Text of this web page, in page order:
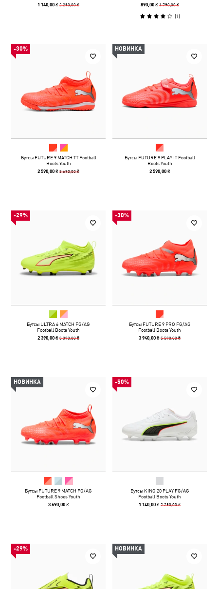
1 140,00 ₴2 290,00 ₴ 890,00 ₴ 1 790,00 ₴
(1)
-30%
Бутсы FUTURE 9 MATCH TT Football
Boots Youth
2 590,00 ₴3 690,00 ₴
НОВИНКА
Бутсы FUTURE 9 PLAY IT Football
Boots Youth
2 590,00 ₴
-29%
Бутсы ULTRA 6 MATCH FG/AG
Football Boots Youth
2 390,00 ₴3 390,00 ₴
-30%
Бутсы FUTURE 9 PRO FG/AG
Football Boots Youth
3 940,00 ₴5 590,00 ₴
НОВИНКА
Бутсы FUTURE 9 MATCH FG/AG
Football Shoes Youth
3 690,00 ₴
-50%
Бутсы KING 20 PLAY FG/AG
Football Boots Youth
1 140,00 ₴2 290,00 ₴
-29% НОВИНКА